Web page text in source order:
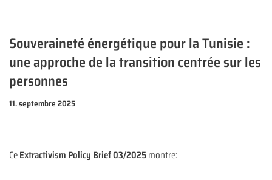
Souveraineté énergétique pour la Tunisie :
une approche de la transition centrée sur les
personnes
11. septembre 2025
CeExtractivism Policy Brief 03/2025montre: